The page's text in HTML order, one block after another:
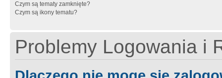
Czym są tematy zamknięte?
Czym są ikony tematu?
Problemy Logowania i